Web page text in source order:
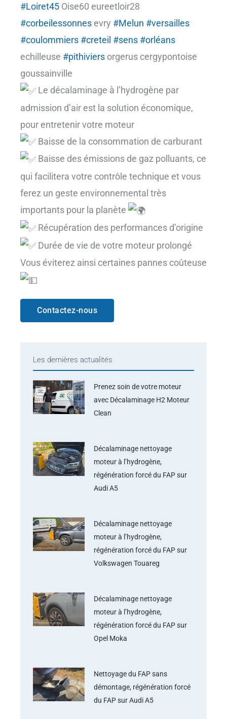
#Loiret45 Oise60 eureetloir28
#corbeilessonnes evry #Melun #versailles
#coulommiers #creteil #sens #orléans
echilleuse #pithiviers orgerus cergypontoise
goussainville
Le décalaminage à l’hydrogène par
admission d’air est la solution économique,
pour entretenir votre moteur
Baisse de la consommation de carburant
Baisse des émissions de gaz polluants, ce
qui facilitera votre contrôle technique et vous
ferez un geste environnemental très
importants pour la planète
Récupération des performances d’origine
Durée de vie de votre moteur prolongé
Vous éviterez ainsi certaines pannes coûteuse
Contactez-nous
Les dernières actualités
Prenez soin de votre moteur
avec Décalaminage H2 Moteur
Clean
Décalaminage nettoyage
moteur à l’hydrogène,
régénération forcé du FAP sur
Audi A5
Décalaminage nettoyage
moteur à l’hydrogène,
régénération forcé du FAP sur
Volkswagen Touareg
Décalaminage nettoyage
moteur à l’hydrogène,
régénération forcé du FAP sur
Opel Moka
Nettoyage du FAP sans
démontage, régénération forcé
du FAP sur Audi A5